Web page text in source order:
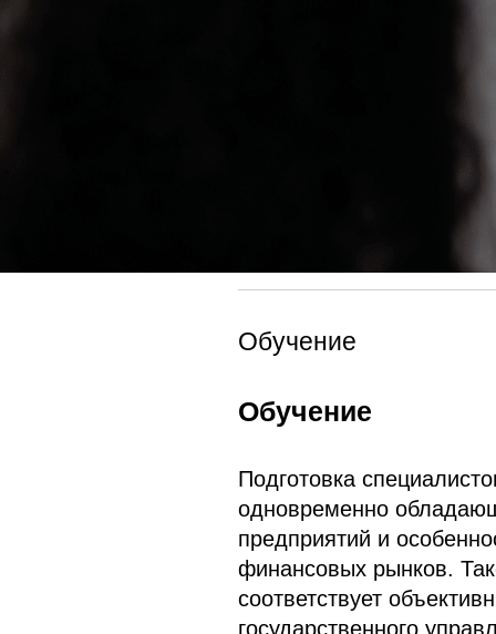
Обучение
Обучение
Подготовка
одновременно
предприятий и
финансовых рынков.
соответствует
государственного